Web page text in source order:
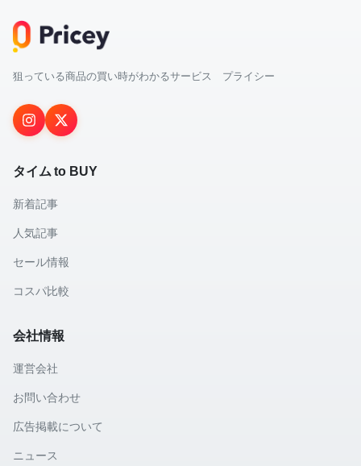
狙っている商品の買い時がわかるサービス プライシー
タイム to BUY
新着記事
人気記事
セール情報
コスパ比較
会社情報
運営会社
お問い合わせ
広告掲載について
ニュース